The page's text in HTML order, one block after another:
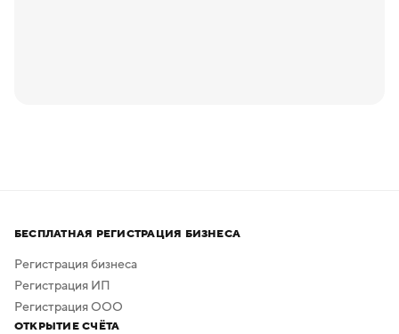
БЕСПЛАТНАЯ РЕГИСТРАЦИЯ БИЗНЕСА
Регистрация бизнеса
Регистрация ИП
Регистрация ООО
ОТКРЫТИЕ СЧЁТА